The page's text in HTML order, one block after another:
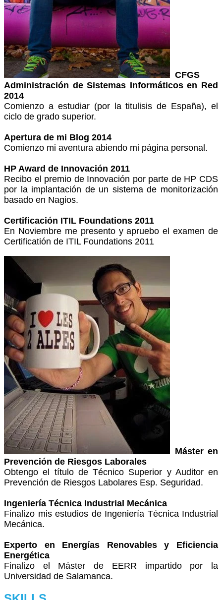
CFGS
Administración de Sistemas Informáticos en Red
2014
Comienzo a estudiar (por la titulisis de España), el
ciclo de grado superior.
Apertura de mi Blog 2014
Comienzo mi aventura abiendo mi página personal.
HP Award de Innovación 2011
Recibo el premio de Innovación por parte de HP CDS
por la implantación de un sistema de monitorización
basado en Nagios.
Certificación ITIL Foundations 2011
En Noviembre me presento y apruebo el examen de
Certificatión de ITIL Foundations 2011
Máster en
Prevención de Riesgos Laborales
Obtengo el título de Técnico Superior y Auditor en
Prevención de Riesgos Labolares Esp. Seguridad.
Ingeniería Técnica Industrial Mecánica
Finalizo mis estudios de Ingeniería Técnica Industrial
Mecánica.
Experto en Energías Renovables y Eficiencia
Energética
Finalizo el Máster de EERR impartido por la
Universidad de Salamanca.